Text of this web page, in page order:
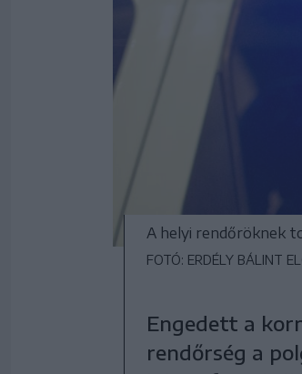
A helyi rendőröknek
FOTÓ: ERDÉLY BÁLINT
Engedett a
rendőrség a